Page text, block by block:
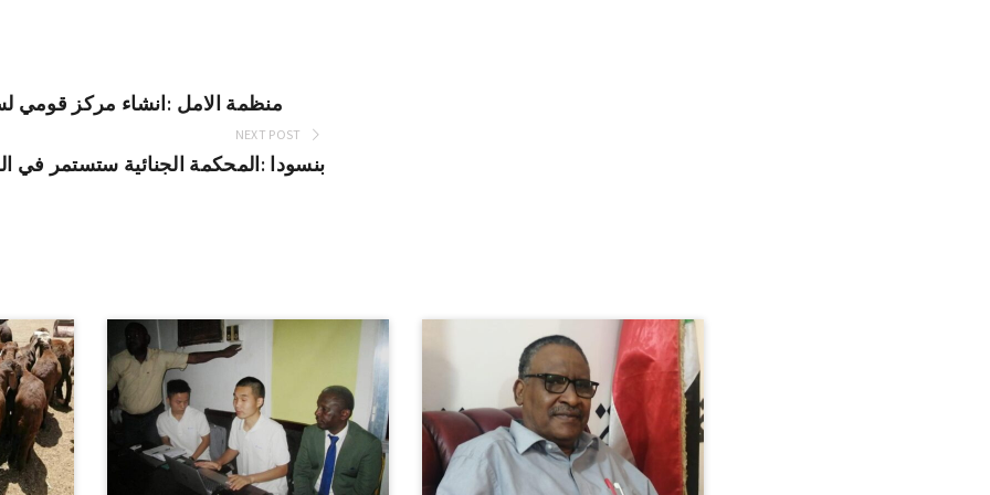
منظمة الامل :انشاء مركز قومي
NEXT POST
بنسودا :المحكمة الجنائية ستستمر في